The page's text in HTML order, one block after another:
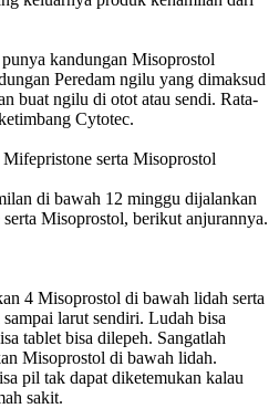
kandungan Misoprostol
Peredam ngilu yang dimaksud
buat ngilu di otot atau sendi. Rata-
Cytotec.
serta Misoprostol
di bawah 12 minggu dijalankan
Misoprostol, berikut anjurannya.
4 Misoprostol di bawah lidah serta
larut sendiri. Ludah bisa
tablet bisa dilepeh. Sangatlah
Misoprostol di bawah lidah.
pil tak dapat diketemukan kalau
sakit.